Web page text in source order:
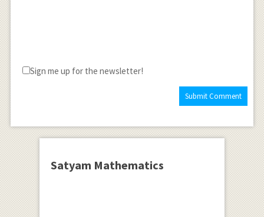
Sign me up for the newsletter!
Satyam Mathematics